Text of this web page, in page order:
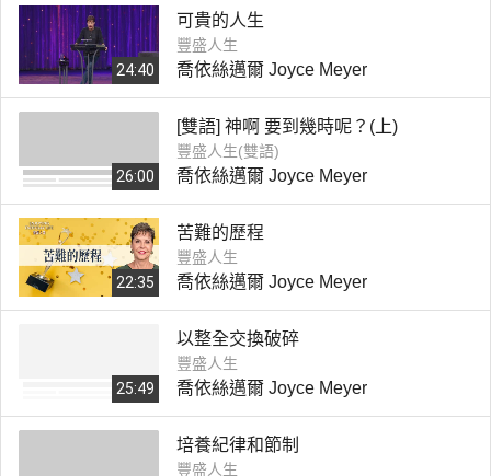
24:40
可貴的人生
豐盛人生
喬依絲邁爾 Joyce Meyer
26:00
[雙語] 神啊 要到幾時呢？(上)
豐盛人生(雙語)
喬依絲邁爾 Joyce Meyer
22:35
苦難的歷程
豐盛人生
喬依絲邁爾 Joyce Meyer
25:49
以整全交換破碎
豐盛人生
喬依絲邁爾 Joyce Meyer
培養紀律和節制
豐盛人生